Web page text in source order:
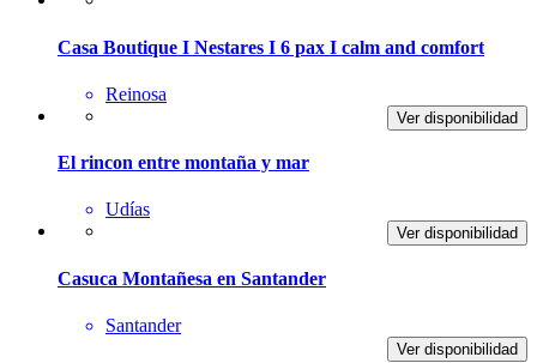
Casa Boutique I Nestares I 6 pax I calm and comfort
Reinosa
Ver disponibilidad
El rincon entre montaña y mar
Udías
Ver disponibilidad
Casuca Montañesa en Santander
Santander
Ver disponibilidad